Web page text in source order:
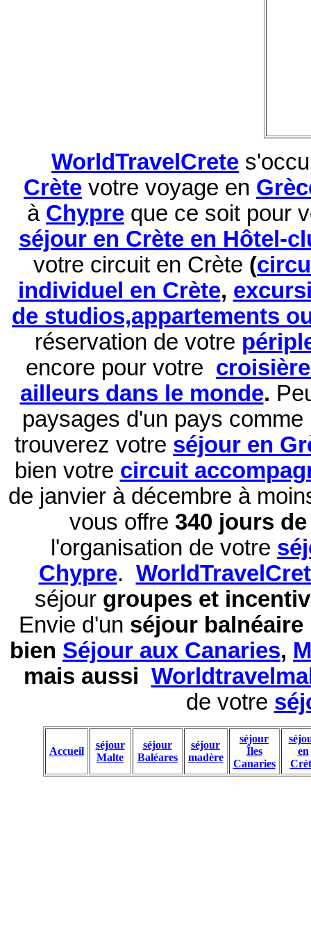
WorldTravelCrete
Crète votre voyage en
à Chypre que ce soit pour
séjour en Crète en Hôtel-
votre circuit en Crète (
individuel en Crète,
de studios,appartements
réservation de votre
encore pour votre
ailleurs dans le monde.
paysages d'un pays
trouverez votre séjour en
bien votre circuit
de janvier à décembre à
vous offre 340 jours
l'organisation de votre
Chypre.
séjour groupes et
Envie d'un séjour balnéaire
bien Séjour aux Canaries,
mais aussi
de votre
Accueil
séjour
Malte
séjour
Baléares
séjour
madère
séjour
Îles
Canaries
en